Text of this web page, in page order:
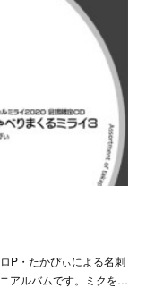
P・たかぴぃによる名刺
アルバムです。ミクを…